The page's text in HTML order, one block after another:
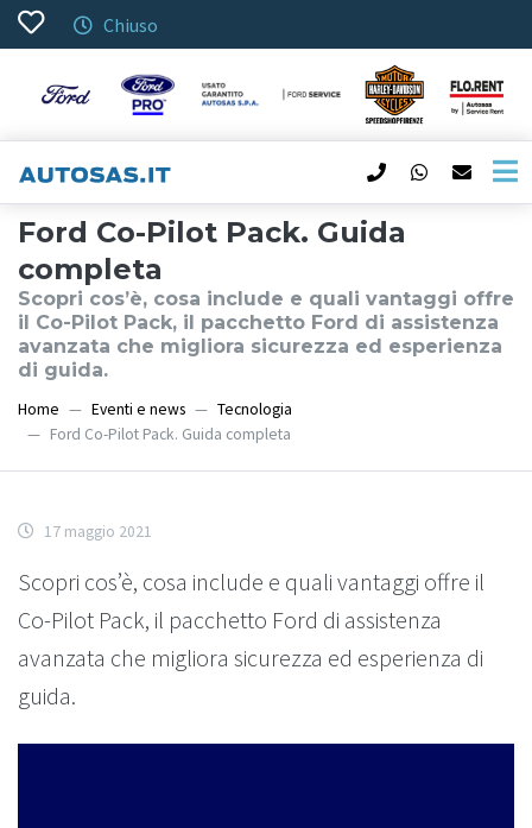
Chiuso
Ford Co-Pilot Pack. Guida
completa
Scopri cos’è, cosa include e quali vantaggi offre
il Co-Pilot Pack, il pacchetto Ford di assistenza
avanzata che migliora sicurezza ed esperienza
di guida.
Home Eventi e news
Tecnologia
Ford Co-Pilot Pack. Guida completa
17 maggio 2021
Scopri cos’è, cosa include e quali vantaggi offre il
Co-Pilot Pack, il pacchetto Ford di assistenza
avanzata che migliora sicurezza ed esperienza di
guida.